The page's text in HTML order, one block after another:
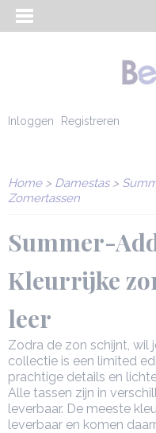
Inloggen Registreren
Home> Damestas>
Zomertassen
Summer-
Kleurrijke
leer
Zodra de zon schijnt, wil
collectie is een limited
prachtige details en
Alle tassen zijn in
leverbaar. De meeste
leverbaar en komen
HEREN